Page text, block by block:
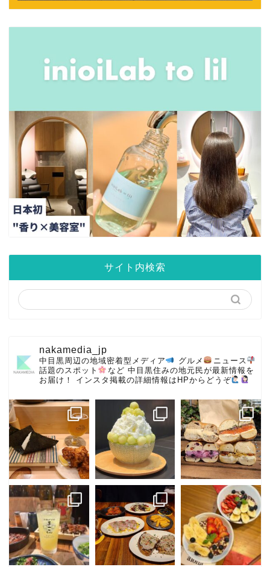
サイト内検索
nakamedia_jp
中目黒周辺の地域密着型メディア グルメ
ニュース
話題のスポット
など 中目黒住みの地元民が最新情報を
お届け！
インスタ掲載の詳細情報はHPからどうぞ